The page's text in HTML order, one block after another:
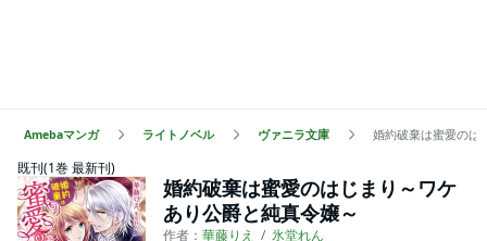
Amebaマンガ ライトノベル ヴァニラ文庫 婚約破棄は蜜愛のは
既刊(1巻 最新刊)
婚約破棄は蜜愛のはじまり～ワケ
あり公爵と純真令嬢～
作者： 華藤りえ
氷堂れん